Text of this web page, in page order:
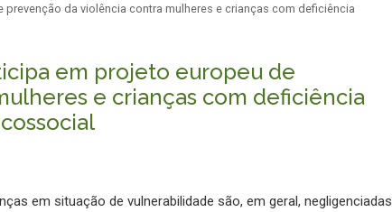
prevenção da violência contra mulheres e crianças com deficiência
em projeto europeu de
e crianças com deficiência
em situação de vulnerabilidade são, em geral, negligenciadas